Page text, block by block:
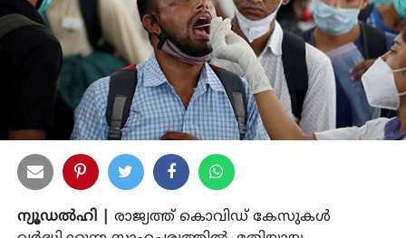
ന്യൂഡൽഹി |
രാജ്യത്ത് കൊവിഡ് കേസുകൾ